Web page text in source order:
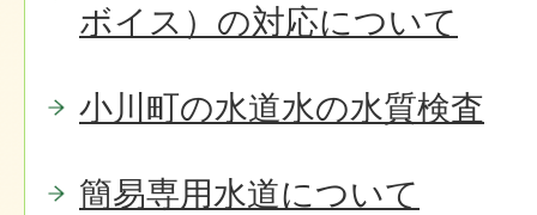
ボイス）の対応について
小川町の水道水の水質検査
簡易専用水道について